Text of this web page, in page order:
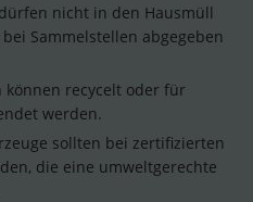
nicht in den Hausmüll
Sammelstellen abgegeben
können recycelt oder für
werden.
sollten bei zertifizierten
die eine umweltgerechte